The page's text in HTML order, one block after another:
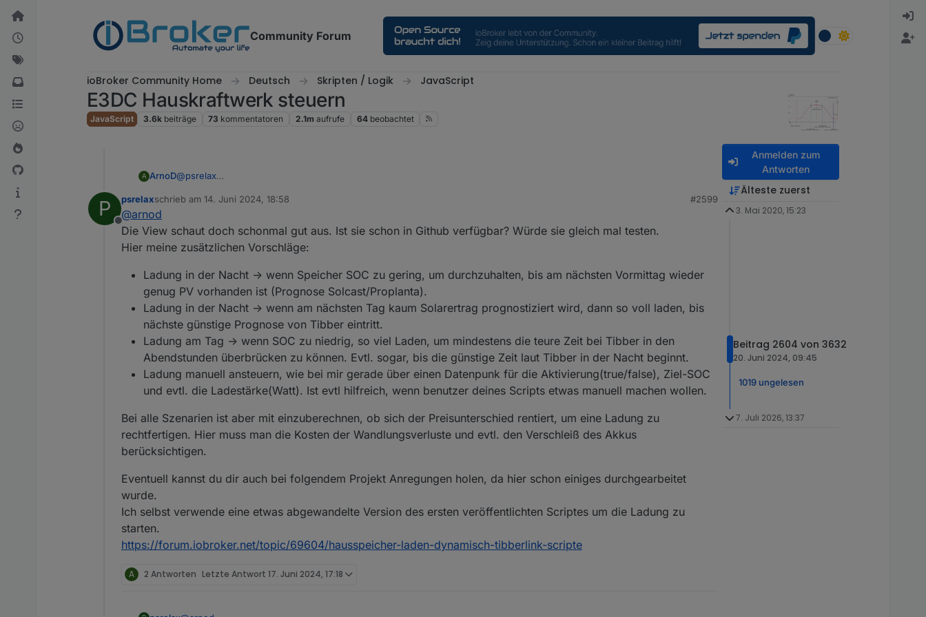
Weiter zum Inhalt
Community Forum
ioBroker Community Home Deutsch Skripten / Logik JavaScript
E3DC Hauskraftwerk steuern
JavaScript 3.6k beiträge 73 kommentatoren 2.1m aufrufe 64 beobachtet
A ArnoD@psrelax
Aktuell habe ich folgende Funktionen vorgesehen:
Batterie laden bei einem einstellbaren min. Preis, wenn die Wetterprognose nicht genug PV-Leistung am nächsten Tag
Batterie laden, wenn der Tagespreis am niedrigsten ist bis zu einem einstellbaren SOC egal, was die Wetterprognose
ergibt.
P
Offline
psrelaxschrieb am 14. Juni 2024, 18:58
zuletzt editiert von
#2599
@arnod
Die View schaut doch schonmal gut aus. Ist sie schon in Github verfügbar? Würde sie gleich mal testen.
Hier meine zusätzlichen Vorschläge:
Ladung in der Nacht -> wenn Speicher SOC zu gering, um durchzuhalten, bis am nächsten Vormittag wieder
genug PV vorhanden ist (Prognose Solcast/Proplanta).
Ladung in der Nacht -> wenn am nächsten Tag kaum Solarertrag prognostiziert wird, dann so voll laden, bis
nächste günstige Prognose von Tibber eintritt.
Ladung am Tag -> wenn SOC zu niedrig, so viel Laden, um mindestens die teure Zeit bei Tibber in den
Abendstunden überbrücken zu können. Evtl. sogar, bis die günstige Zeit laut Tibber in der Nacht beginnt.
Ladung manuell ansteuern, wie bei mir gerade über einen Datenpunk für die Aktivierung(true/false), Ziel-SOC
und evtl. die Ladestärke(Watt). Ist evtl hilfreich, wenn benutzer deines Scripts etwas manuell machen wollen.
Bei alle Szenarien ist aber mit einzuberechnen, ob sich der Preisunterschied rentiert, um eine Ladung zu
rechtfertigen. Hier muss man die Kosten der Wandlungsverluste und evtl. den Verschleiß des Akkus
berücksichtigen.
Eventuell kannst du dir auch bei folgendem Projekt Anregungen holen, da hier schon einiges durchgearbeitet
wurde.
Ich selbst verwende eine etwas abgewandelte Version des ersten veröffentlichten Scriptes um die Ladung zu
starten.
https://forum.iobroker.net/topic/69604/hausspeicher-laden-dynamisch-tibberlink-scripte
A 2 Antworten Letzte Antwort 17. Juni 2024, 17:18
Anmelden zum
Antworten
Älteste zuerst
3. Mai 2020, 15:23
Beitrag 2604 von 3632
20. Juni 2024, 09:45
1019 ungelesen
7. Juli 2026, 13:37